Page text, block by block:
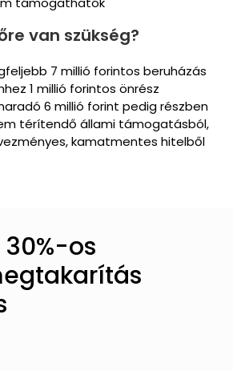
van szükség?
7 millió forintos beruházás
1 millió forintos önrész
6 millió forint pedig részben
térítendő állami támogatásból,
kamatmentes hitelből
os